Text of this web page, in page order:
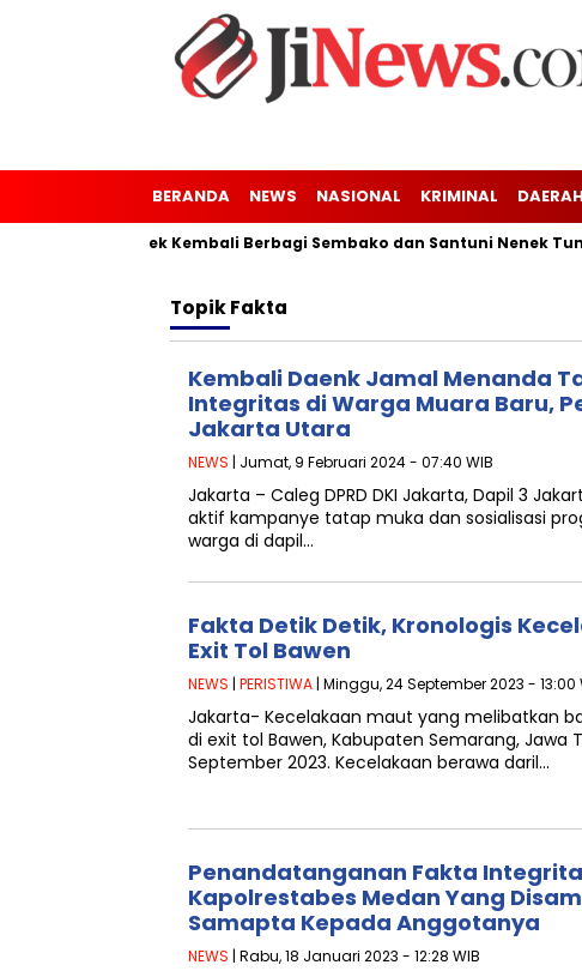
BERANDA NEWS NASIONAL KRIMINAL DAERAH
Kaler-Kresek Kembali Berbagi Sembako dan Santuni Nenek Tuna
TopikFakta
Kembali Daenk Jamal Menanda
Integritas di Warga Muara Baru,
Jakarta Utara
NEWS | Jumat, 9 Februari 2024 - 07:40 WIB
Jakarta – Caleg DPRD DKI Jakarta, Dapil 3
aktif kampanye tatap muka dan sosialisasi
warga di dapil…
Fakta Detik Detik, Kronologis
Exit Tol Bawen
NEWS | PERISTIWA | Minggu, 24 September 2023 - 13:00
Jakarta- Kecelakaan maut yang melibatkan
di exit tol Bawen, Kabupaten Semarang, Jawa
September 2023. Kecelakaan berawa daril…
Penandatanganan Fakta
Kapolrestabes Medan Yang
Samapta Kepada Anggotanya
NEWS | Rabu, 18 Januari 2023 - 12:28 WIB